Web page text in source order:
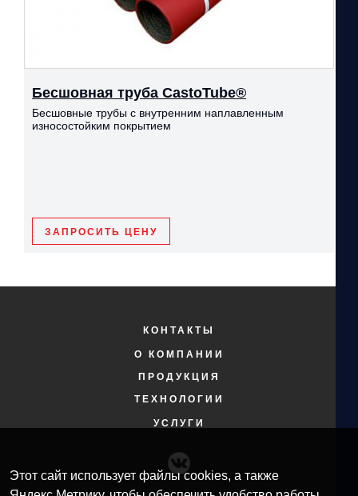
Бесшовная труба CastoTube®
Бесшовные трубы с внутренним наплавленным
износостойким покрытием
ЗАПРОСИТЬ ЦЕНУ
КОНТАКТЫ
О КОМПАНИИ
ПРОДУКЦИЯ
ТЕХНОЛОГИИ
УСЛУГИ
Этот сайт использует файлы cookies, а также